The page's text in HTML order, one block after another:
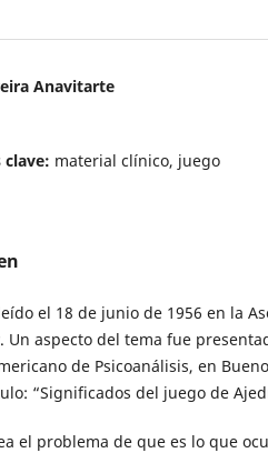
Anavitarte
clave: material clínico, juego
el 18 de junio de 1956 en la
Un aspecto del tema fue
de Psicoanálisis, en
“Significados del juego de
el problema de que es lo que